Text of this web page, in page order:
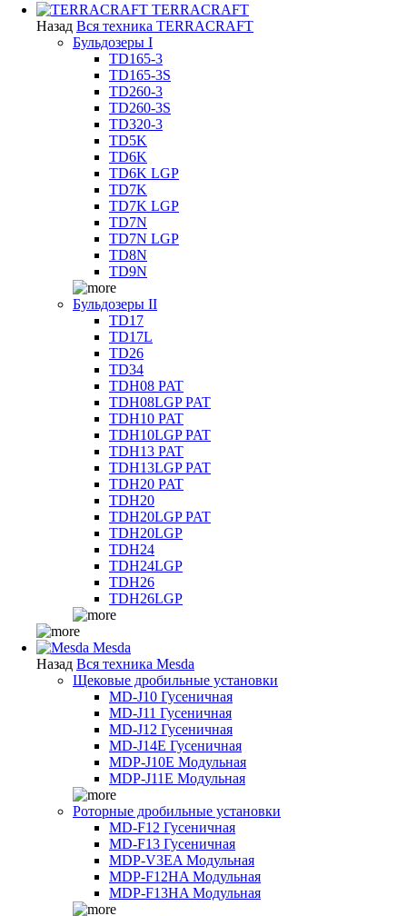
TERRACRAFT
Назад Вся техника TERRACRAFT
Бульдозеры I
TD165-3
TD165-3S
TD260-3
TD260-3S
TD320-3
TD5K
TD6K
TD6K LGP
TD7K
TD7K LGP
TD7N
TD7N LGP
TD8N
TD9N
Бульдозеры II
TD17
TD17L
TD26
TD34
TDH08 PAT
TDH08LGP PAT
TDH10 PAT
TDH10LGP PAT
TDH13 PAT
TDH13LGP PAT
TDH20 PAT
TDH20
TDH20LGP PAT
TDH20LGP
TDH24
TDH24LGP
TDH26
TDH26LGP
Mesda
Назад Вся техника Mesda
Щековые дробильные установки
MD-J10 Гусеничная
MD-J11 Гусеничная
MD-J12 Гусеничная
MD-J14E Гусеничная
MDP-J10E Модульная
MDP-J11E Модульная
Роторные дробильные установки
MD-F12 Гусеничная
MD-F13 Гусеничная
MDP-V3EA Модульная
MDP-F12HA Модульная
MDP-F13HA Модульная